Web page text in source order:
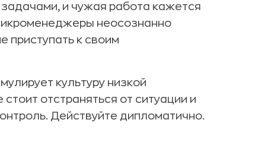
и чужая работа кажется
неосознанно
приступать к своим
культуру низкой
отстраняться от ситуации и
Действуйте дипломатично.